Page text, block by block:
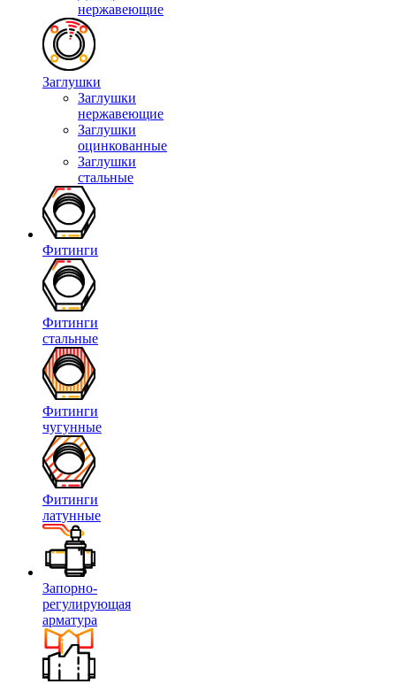
нержавеющие
Заглушки
Заглушки
нержавеющие
Заглушки
оцинкованные
Заглушки
стальные
Фитинги
Фитинги
стальные
Фитинги
чугунные
Фитинги
латунные
Запорно-
регулирующая
арматура